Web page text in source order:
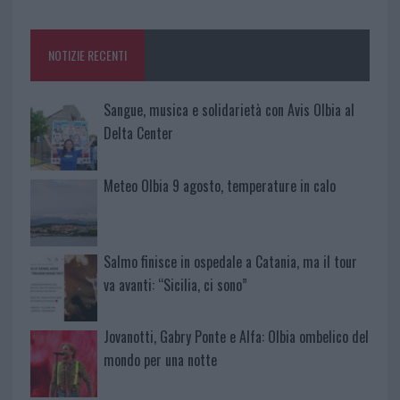
o
k
p
NOTIZIE RECENTI
Sangue, musica e solidarietà con Avis Olbia al
Delta Center
Meteo Olbia 9 agosto, temperature in calo
Salmo finisce in ospedale a Catania, ma il tour
va avanti: “Sicilia, ci sono”
Jovanotti, Gabry Ponte e Alfa: Olbia ombelico del
mondo per una notte